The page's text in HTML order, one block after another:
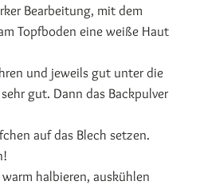
Bearbeitung, mit dem
Topfboden eine weiße Haut
und jeweils gut unter die
gut. Dann das Backpulver
auf das Blech setzen.
halbieren, auskühlen